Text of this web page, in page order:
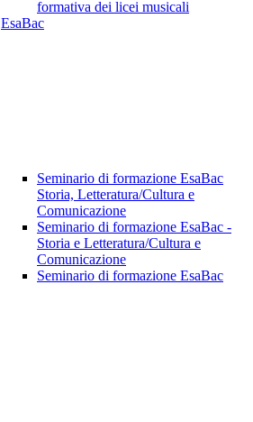
formativa dei licei musicali
EsaBac
Seminario di formazione EsaBac
Storia, Letteratura/Cultura e
Comunicazione
Seminario di formazione EsaBac -
Storia e Letteratura/Cultura e
Comunicazione
Seminario di formazione EsaBac